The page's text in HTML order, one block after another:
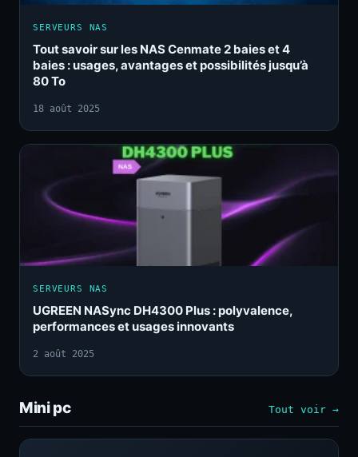
SERVEURS NAS
Tout savoir sur les NAS Cenmate 2 baies et 4
baies : usages, avantages et possibilités jusqu’à
80 To
18 août 2025
SERVEURS NAS
UGREEN NASync DH4300 Plus : polyvalence,
performances et usages innovants
2 août 2025
Mini pc Tout voir →